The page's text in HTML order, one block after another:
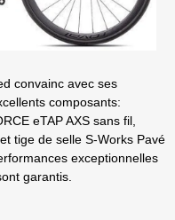
convainc avec ses
composants:
eTAP AXS sans fil,
tige de selle S-Works Pavé
exceptionnelles
garantis.